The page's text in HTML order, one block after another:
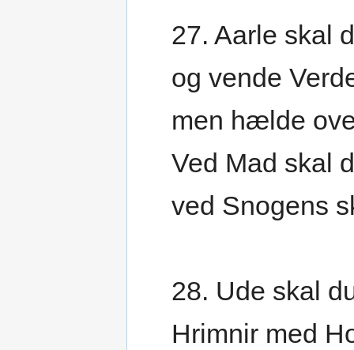
27. Aarle skal
og vende
men hælde
Ved Mad skal
ved Snogens
28. Ude skal
Hrimnir med